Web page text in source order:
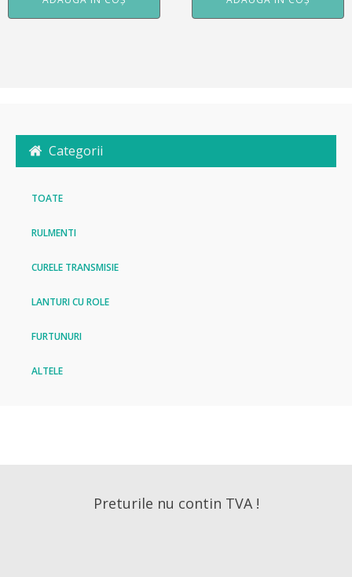
Categorii
TOATE
RULMENTI
CURELE TRANSMISIE
LANTURI CU ROLE
FURTUNURI
ALTELE
Preturile nu contin TVA !